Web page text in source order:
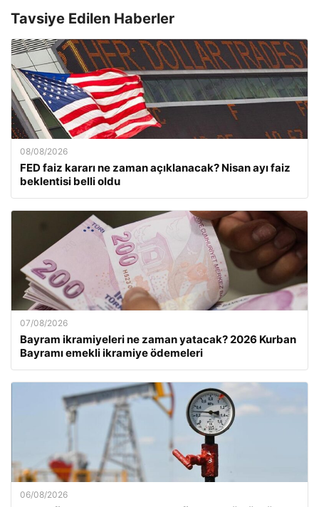
Tavsiye Edilen Haberler
08/08/2026
FED faiz kararı ne zaman açıklanacak? Nisan ayı faiz
beklentisi belli oldu
07/08/2026
Bayram ikramiyeleri ne zaman yatacak? 2026 Kurban
Bayramı emekli ikramiye ödemeleri
06/08/2026